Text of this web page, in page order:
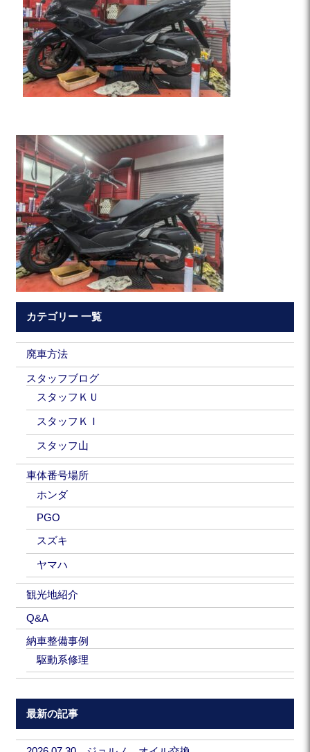
カテゴリー 一覧
廃車方法
スタッフブログ
スタッフＫＵ
スタッフＫＩ
スタッフ山
車体番号場所
ホンダ
PGO
スズキ
ヤマハ
観光地紹介
Q&A
納車整備事例
駆動系修理
最新の記事